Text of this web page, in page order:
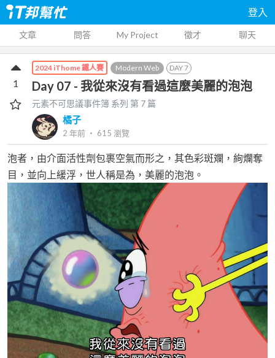
登入
文章 問答 My Project 徵才 聊天
2024 iThome 鐵人賽 Modern Web DAY7
Day 07 - 我從來沒有看過這麼美麗的泡泡
元素不可思議事件簿 系列 第 7 篇
橘子
2 年前 ‧ 615 瀏覽
1
泡者，由介面活性劑包裹空氣而形之，其色彩斑斕，絢爛奪
目，並向上緩浮，世人稱是為，美麗的泡泡。